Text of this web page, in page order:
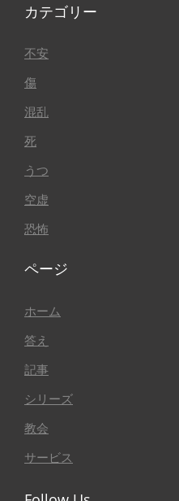
カテゴリー
不安
傷
混乱
死
うつ
空虚
恐怖
ページ
ホーム
答え
記事
シリーズ
教会
サービス